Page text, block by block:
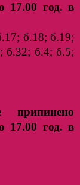
17.00 год. в
б.18; б.19;
б.32; б.4; б.5;
17.00 год. в